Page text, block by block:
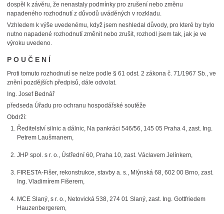
dospěl k závěru, že nenastaly podmínky pro zrušení nebo změnu
napadeného rozhodnutí z důvodů uváděných v rozkladu.
Vzhledem k výše uvedenému, když jsem neshledal důvody, pro které by bylo
nutno napadené rozhodnutí změnit nebo zrušit, rozhodl jsem tak, jak je ve
výroku uvedeno.
P O U Č E N Í
Proti tomuto rozhodnutí se nelze podle § 61 odst. 2 zákona č. 71/1967 Sb., ve
znění pozdějších předpisů, dále odvolat.
Ing. Josef Bednář
předseda Úřadu pro ochranu hospodářské soutěže
Obdrží:
Ředitelství silnic a dálnic, Na pankráci 546/56, 145 05 Praha 4, zast. Ing.
Petrem Laušmanem,
JHP spol. s r. o., Ústřední 60, Praha 10, zast. Václavem Jelínkem,
FIRESTA-Fišer, rekonstrukce, stavby a. s., Mlýnská 68, 602 00 Brno, zast.
Ing. Vladimírem Fišerem,
MCE Slaný, s r. o., Netovická 538, 274 01 Slaný, zast. Ing. Gottfriedem
Hauzenbergerem,